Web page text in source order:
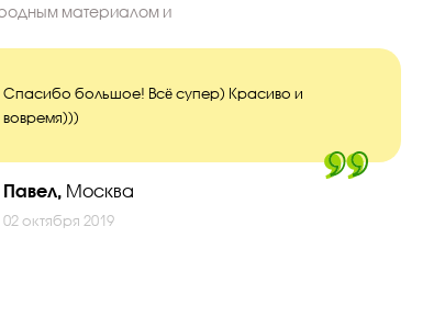
материалом и
Спасибо большое! Всё супер) Красиво и
вовремя)))
Павел, Москва
02 октября 2019